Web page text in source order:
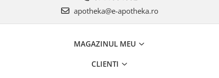
apotheka@e-apotheka.ro
MAGAZINUL MEU
CLIENTI